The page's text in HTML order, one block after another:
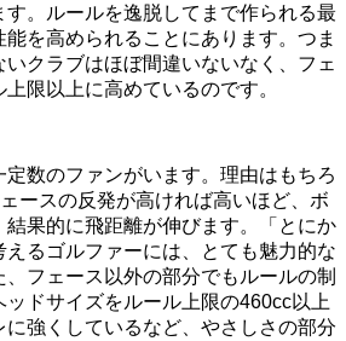
。ルールを逸脱してまで作られる最
を高められることにあります。つま
いクラブはほぼ間違いないなく、フェ
限以上に高めているのです。
数のファンがいます。理由はもちろ
ースの反発が高ければ高いほど、ボ
結果的に飛距離が伸びます。「とにか
えるゴルファーには、とても魅力的な
フェース以外の部分でもルールの制
ドサイズをルール上限の460cc以上
強くしているなど、やさしさの部分